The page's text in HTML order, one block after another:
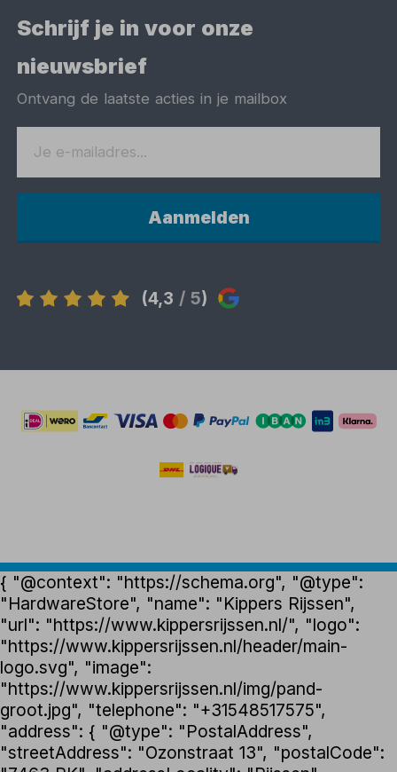
Schrijf je in voor onze
nieuwsbrief
Ontvang de laatste acties in je mailbox
Aanmelden
(4,3 / 5)
{ "@context": "https://schema.org", "@type":
"HardwareStore", "name": "Kippers Rijssen",
"url": "https://www.kippersrijssen.nl/", "logo":
"https://www.kippersrijssen.nl/header/main-
logo.svg", "image":
"https://www.kippersrijssen.nl/img/pand-
groot.jpg", "telephone": "+31548517575",
"address": { "@type": "PostalAddress",
"streetAddress": "Ozonstraat 13", "postalCode":